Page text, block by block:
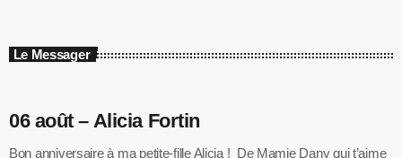
Le Messager
06 août – Alicia Fortin
Bon anniversaire à ma petite-fille Alicia ! De Mamie Dany qui t’aime